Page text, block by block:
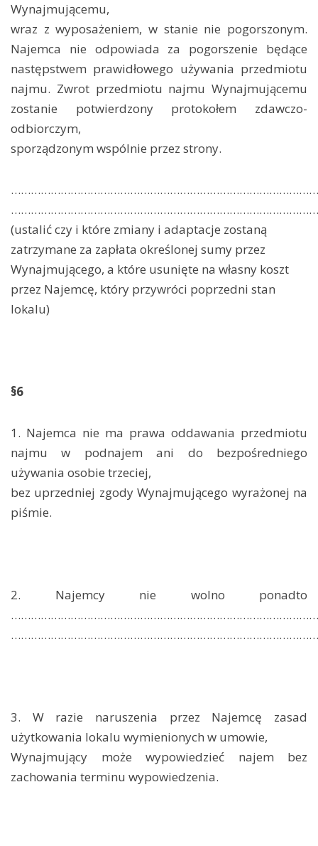
Wynajmującemu,
wraz z wyposażeniem, w stanie nie pogorszonym.
Najemca nie odpowiada za pogorszenie będące
następstwem prawidłowego używania przedmiotu
najmu. Zwrot przedmiotu najmu Wynajmującemu
zostanie potwierdzony protokołem zdawczo-
odbiorczym,
sporządzonym wspólnie przez strony.
(ustalić czy i które zmiany i adaptacje zostaną
zatrzymane za zapłata określonej sumy przez
Wynajmującego, a które usunięte na własny koszt
przez Najemcę, który przywróci poprzedni stan
lokalu)
§6
1. Najemca nie ma prawa oddawania przedmiotu
najmu w podnajem ani do bezpośredniego
używania osobie trzeciej,
bez uprzedniej zgody Wynajmującego wyrażonej na
piśmie.
2. Najemcy nie wolno ponadto
3. W razie naruszenia przez Najemcę zasad
użytkowania lokalu wymienionych w umowie,
Wynajmujący może wypowiedzieć najem bez
zachowania terminu wypowiedzenia.